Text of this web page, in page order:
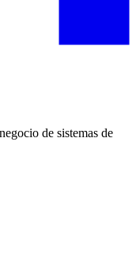
de sistemas de